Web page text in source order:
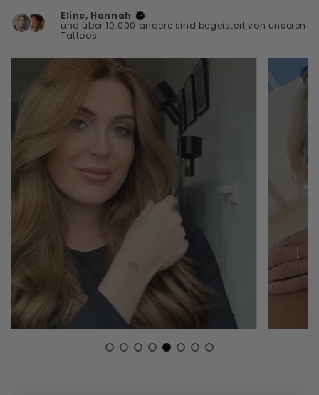
Eline, Hannah
und über 10.000 andere sind begeistert von unseren
Tattoos.